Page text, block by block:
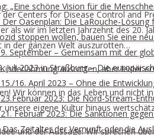
„Eine schöne Vision für die
Oasenplan: Die LaRouche-Lösung
stoppen wollen, bauen Sie eine
September – Gemeinsam mit der
Juli 2023 in Straßburg – Die
16. April 2023 – Ohne die
2023: Die Nord-Stream-
Februar 2023: Die Sanktionen
Zeitalter der Vernunft oder die
Centers for Disease Control and
als wir im letzten Jahrzehnt des 20.
in der ganzen Welt auszurotten…
ausrotten, aber leider
Wir können in das Leben und nicht
unsere eigene Kultur hinaus
und der Aussage. Wir sprechen